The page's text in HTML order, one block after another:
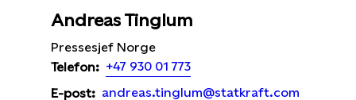
Andreas Tinglum
Pressesjef Norge
Telefon: +47 930 01 773
E-post: andreas.tinglum@statkraft.com